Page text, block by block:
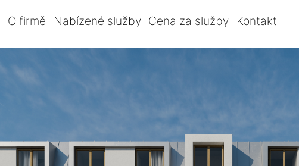
O firmě Nabízené služby Cena za služby Kontakt